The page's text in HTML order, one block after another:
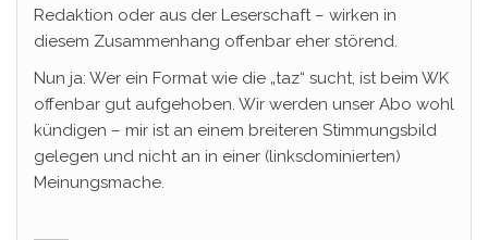
Redaktion oder aus der Leserschaft – wirken in
diesem Zusammenhang offenbar eher störend.
Nun ja: Wer ein Format wie die „taz“ sucht, ist beim WK
offenbar gut aufgehoben. Wir werden unser Abo wohl
kündigen – mir ist an einem breiteren Stimmungsbild
gelegen und nicht an in einer (linksdominierten)
Meinungsmache.